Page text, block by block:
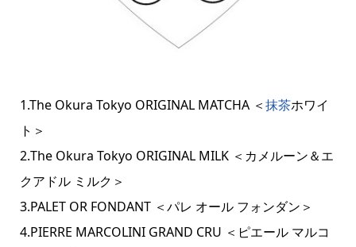
1.The Okura Tokyo ORIGINAL MATCHA ＜抹茶ホワイ
ト＞
2.The Okura Tokyo ORIGINAL MILK ＜カメルーン＆エ
クアドル ミルク＞
3.PALET OR FONDANT ＜パレ オール フォンダン＞
4.PIERRE MARCOLINI GRAND CRU ＜ピエール マルコ